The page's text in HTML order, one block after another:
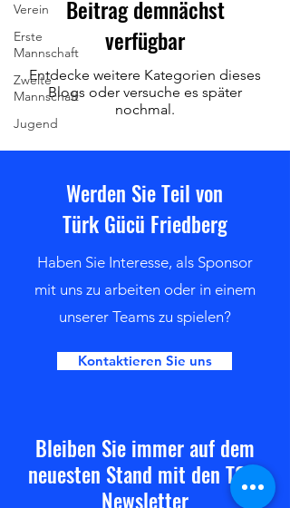
Verein
Erste
Mannschaft
Zweite
Mannschaft
Jugend
Beitrag demnächst
verfügbar
Entdecke weitere Kategorien dieses
Blogs oder versuche es später
nochmal.
Werden Sie Teil von
Türk Gücü Friedberg
Haben Sie Interesse, als Sponsor
mit uns zu arbeiten oder in einem
unserer Teams zu spielen?
Kontaktieren Sie uns
Bleiben Sie immer auf dem
neuesten Stand mit den TGF-
Newsletter